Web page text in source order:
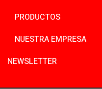
PRODUCTOS
NUESTRA EMPRESA
NEWSLETTER